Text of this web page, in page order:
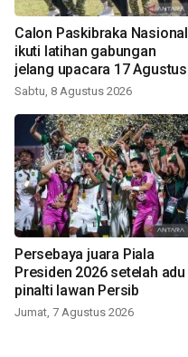
Calon Paskibraka Nasional
ikuti latihan gabungan
jelang upacara 17 Agustus
Sabtu, 8 Agustus 2026
Persebaya juara Piala
Presiden 2026 setelah adu
pinalti lawan Persib
Jumat, 7 Agustus 2026